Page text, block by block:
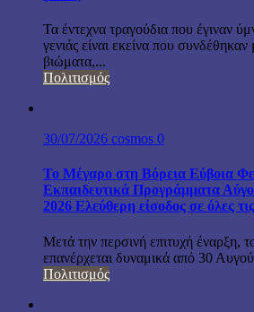
Τα έντεχνα τραγούδια που έγιναν
γενιάς είναι εκείνα που
βιώματα,...
Πολιτισμός
30/07/2026 cosmos 0
Το Μέγαρο στη Βόρεια Εύβοια
Εκπαιδευτικά Προγράμματα
2026 Ελεύθερη είσοδος σε όλες
Μετά την περσινή επιτυχή έναρξη,
επανέρχεται δυναμικά από 30
Πολιτισμός